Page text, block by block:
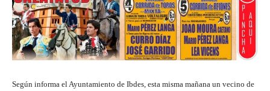
Según informa el Ayuntamiento de Ibdes, esta misma mañana un vecino de